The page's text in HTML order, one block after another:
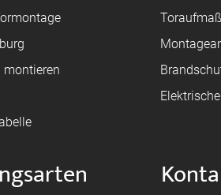
montieren
Toraufmaß